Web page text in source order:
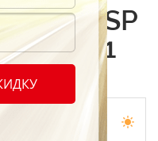
SP
30 R21